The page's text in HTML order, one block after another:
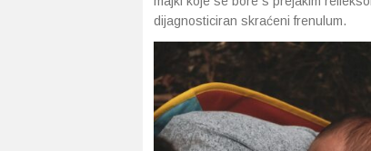
dijagnosticiran skraćeni frenulum.